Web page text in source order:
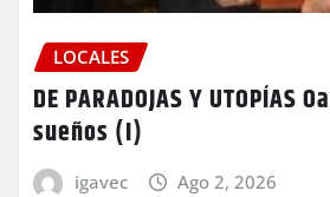
LOCALES
DE PARADOJAS Y UTOPÍAS
sueños (I)
igavec Ago 2, 2026